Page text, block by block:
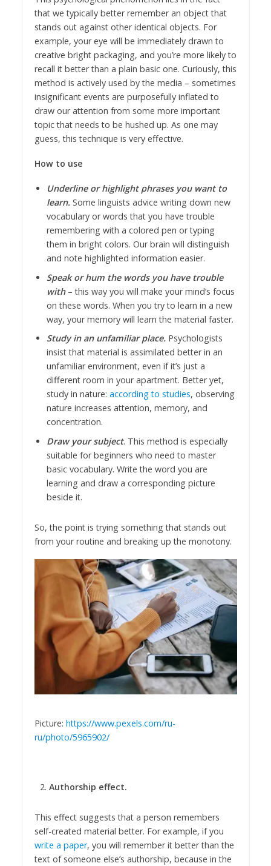
that we typically better remember an object that
stands out against other identical objects. For
example, your eye will be immediately drawn to
creative bright packaging, and you’re more likely to
recall it better than a plain basic one. Curiously, this
method is actively used by the media – sometimes
insignificant events are purposefully inflated to
draw our attention from some more important
topic that needs to be hushed up. As one may
guess, this technique is very effective.
How to use
Underline or highlight phrases you want to
learn.Some linguists advice writing down new
vocabulary or words that you have trouble
remembering with a colored pen or typing
them in bright colors. Our brain will distinguish
and note highlighted information easier.
Speak or hum the words you have trouble
with– this way you will make your mind’s focus
on these words. When you try to learn in a new
way, your memory will learn the material faster.
Study in an unfamiliar place.Psychologists
insist that material is assimilated better in an
unfamiliar environment, even if it’s just a
different room in your apartment. Better yet,
study in nature: according to studies, observing
nature increases attention, memory, and
concentration.
Draw your subject. This method is especially
suitable for beginners who need to master
basic vocabulary. Write the word you are
learning and draw a corresponding picture
beside it.
So, the point is trying something that stands out
from your routine and breaking up the monotony.
Picture: https://www.pexels.com/ru-
ru/photo/5965902/
Authorship effect.
This effect suggests that a person remembers
self-created material better. For example, if you
write a paper, you will remember it better than the
text of someone else’s authorship, because in the